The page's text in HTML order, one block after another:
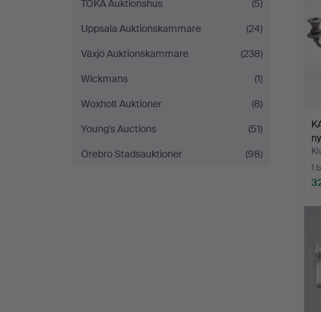
TOKA Auktionshus
(5)
Uppsala Auktionskammare
(24)
Växjö Auktionskammare
(238)
Wickmans
(1)
Woxholt Auktioner
(8)
Young's Auctions
(51)
Örebro Stadsauktioner
(98)
1